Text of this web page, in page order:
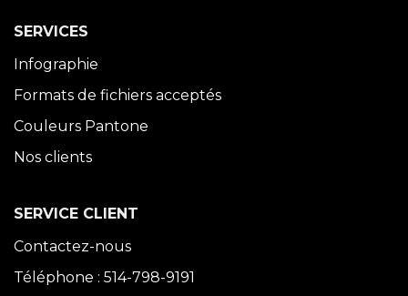
SERVICES
Infographie
Formats de fichiers acceptés
Couleurs Pantone
Nos clients
SERVICE CLIENT
Contactez-nous
Téléphone : 514-798-9191